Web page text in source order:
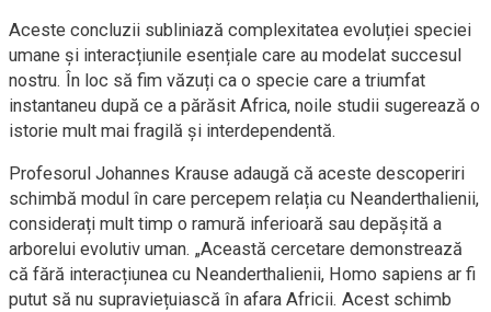
Aceste concluzii subliniază complexitatea evoluției speciei
umane și interacțiunile esențiale care au modelat succesul
nostru. În loc să fim văzuți ca o specie care a triumfat
instantaneu după ce a părăsit Africa, noile studii sugerează o
istorie mult mai fragilă și interdependentă.
Profesorul Johannes Krause adaugă că aceste descoperiri
schimbă modul în care percepem relația cu Neanderthalienii,
considerați mult timp o ramură inferioară sau depășită a
arborelui evolutiv uman. „Această cercetare demonstrează
că fără interacțiunea cu Neanderthalienii, Homo sapiens ar fi
putut să nu supraviețuiască în afara Africii. Acest schimb